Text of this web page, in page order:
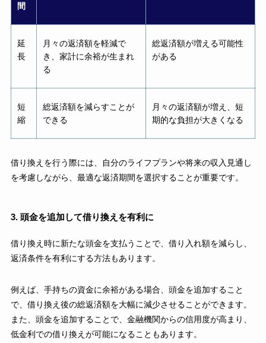
間
延
長
月々の返済額を軽減で
き、家計に余裕が生まれ
る
総返済額が増える可能性
がある
短
縮
総返済額を減らすことが
できる
月々の返済額が増え、短
期的な負担が大きくなる
借り換えを行う際には、自分のライフプランや将来の収入見通し
を考慮しながら、最適な返済期間を選択することが重要です。
3. 頭金を追加して借り換えを有利に
借り換え時に新たな頭金を支払うことで、借り入れ額を減らし、
返済条件を有利にする方法もあります。
例えば、手持ちの資金に余裕がある場合、頭金を追加すること
で、借り換え後の総返済額を大幅に減少させることができます。
また、頭金を追加することで、金融機関からの信用度が高まり、
低金利での借り換えが可能になることもあります。